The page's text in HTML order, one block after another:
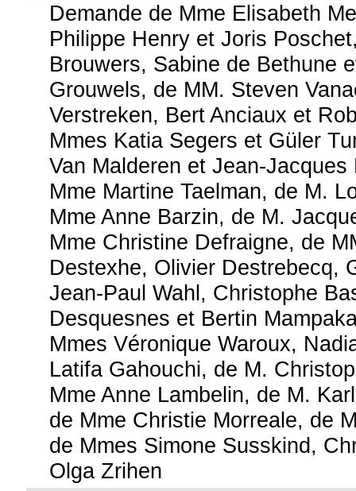
Demande de Mme Elisabeth
Philippe Henry et Joris
Brouwers, Sabine de Bethune
Grouwels, de MM. Steven
Verstreken, Bert Anciaux et
Mmes Katia Segers et Güler
Van Malderen et Jean-
Mme Martine Taelman, de M.
Mme Anne Barzin, de M.
Mme Christine Defraigne, de
Destexhe, Olivier Destrebecq,
Jean-Paul Wahl, Christophe
Desquesnes et Bertin
Mmes Véronique Waroux,
Latifa Gahouchi, de M.
Mme Anne Lambelin, de M.
de Mme Christie Morreale, de
de Mmes Simone Susskind,
Olga Zrihen